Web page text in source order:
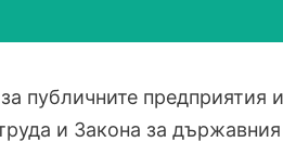
публичните предприятия
и Закона за